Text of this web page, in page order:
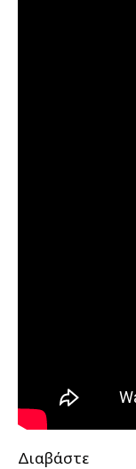
Διαβάστε